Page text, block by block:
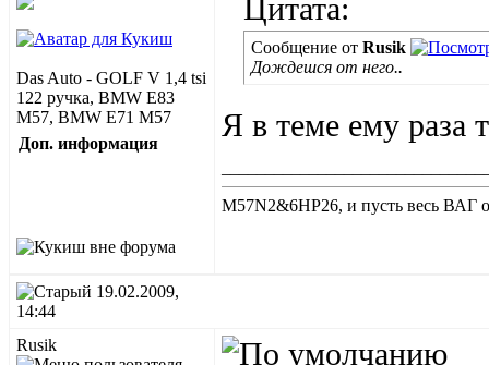
Das Auto - GOLF V 1,4 tsi
122 ручка, BMW E83
M57, BMW E71 M57
Доп. информация
Цитата:
Сообщение от Rusik
Дождешся от него..
Я в теме ему раза
M57N2&6HP26, и пусть весь ВАГ
19.02.2009,
14:44
Rusik